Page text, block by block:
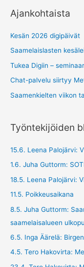
Ajankohtaista
Kesän 2026 digipäivät
Saamelaislasten
Tukea Digiin –
Chat-palvelu siirtyy
Saamenkielten viikon
Työntekijöiden
15.6. Leena Palojärvi:
1.6. Juha Guttorm:
18.5. Leena Palojärvi:
11.5. Poikkeusaikana
8.5. Juha Guttorm:
saamelaisalueen
6.5. Inga Äärelä:
4.5. Tero Hakovirta: